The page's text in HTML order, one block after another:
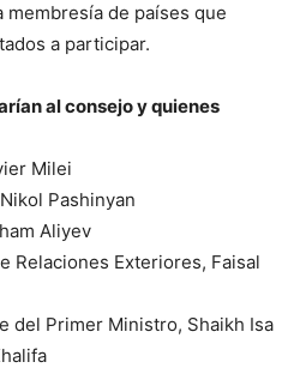
de países que
a participar.
al consejo y quienes
Milei
Pashinyan
Aliyev
Relaciones Exteriores, Faisal
del Primer Ministro, Shaikh Isa